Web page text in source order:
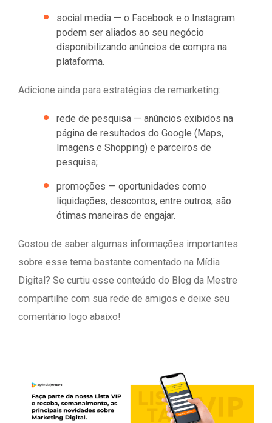
social media — o Facebook e o Instagram
podem ser aliados ao seu negócio
disponibilizando anúncios de compra na
plataforma.
Adicione ainda para estratégias de remarketing:
rede de pesquisa — anúncios exibidos na
página de resultados do Google (Maps,
Imagens e Shopping) e parceiros de
pesquisa;
promoções — oportunidades como
liquidações, descontos, entre outros, são
ótimas maneiras de engajar.
Gostou de saber algumas informações importantes
sobre esse tema bastante comentado na Mídia
Digital? Se curtiu esse conteúdo do Blog da Mestre
compartilhe com sua rede de amigos e deixe seu
comentário logo abaixo!